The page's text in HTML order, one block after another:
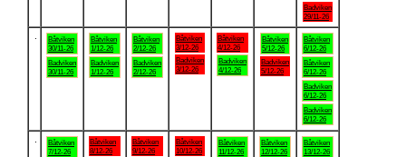
Badviken
29/11-26
Båtviken
30/11-26
Badviken
30/11-26
Båtviken
1/12-26
Badviken
1/12-26
Båtviken
2/12-26
Badviken
2/12-26
Båtviken
3/12-26
Badviken
3/12-26
Båtviken
4/12-26
Badviken
4/12-26
Båtviken
5/12-26
Badviken
5/12-26
Båtviken
6/12-26
Båtviken
6/12-26
Badviken
6/12-26
Badviken
6/12-26
Båtviken
7/12-26
Båtviken
8/12-26
Båtviken
9/12-26
Båtviken
10/12-26
Båtviken
11/12-26
Båtviken
12/12-26
Båtviken
13/12-26